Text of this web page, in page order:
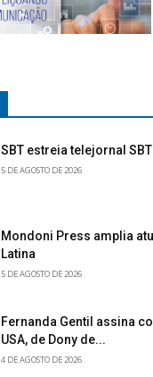
SBT estreia telejornal
5 DE AGOSTO DE 2026
Mondoni Press amplia
Latina
5 DE AGOSTO DE 2026
Fernanda Gentil assina
USA, de Dony de...
4 DE AGOSTO DE 2026